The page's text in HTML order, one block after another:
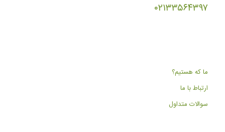
۰۲۱۳۳۵۶۴۳۹۷
ما که هستیم؟
ارتباط با ما
سوالات متداول